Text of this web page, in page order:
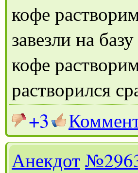
кофе
завезли на базу
кофе
растворился
+3
Анекдот